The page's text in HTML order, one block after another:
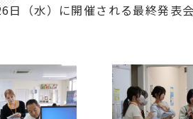
（水）に開催される最終発表